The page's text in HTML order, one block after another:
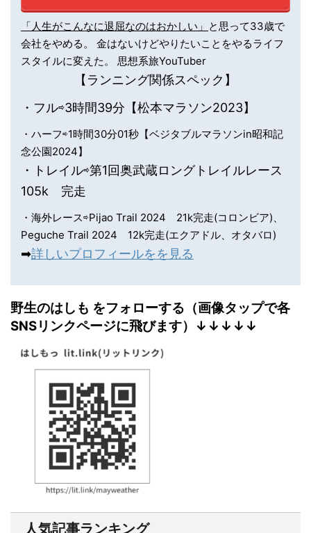
「人生がこんなに退屈なのはおかしい」 と思って33歳で
会社をやめる。 金はないけどやりたいことをやるライフ
スタイルに変えた。 思想系旅YouTuber
【ランニング関係スペック】
・フル⇨3時間39分【松本マラソン2023】
・ハーフ⇨1時間30分01秒【ベジタブルマラソンin昭和記
念公園2024】
・トレイル⇨第1回奥武蔵ロングトレイルレース
105k 完走
・海外レース⇨Pijao Trail 2024 21k完走(コロンビア)、
Peguche Trail 2024 12k完走(エクアドル、オタバロ)
➡︎詳しいプロフィールをを見る
野生のはしも をフォローする（画像タップで各
SNSリンクページに飛びます）↓↓↓↓↓
人気記事ランキング